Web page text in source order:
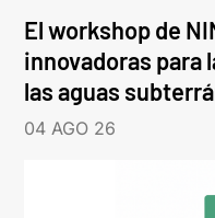
El workshop de
innovadoras para
las aguas
04 AGO 26